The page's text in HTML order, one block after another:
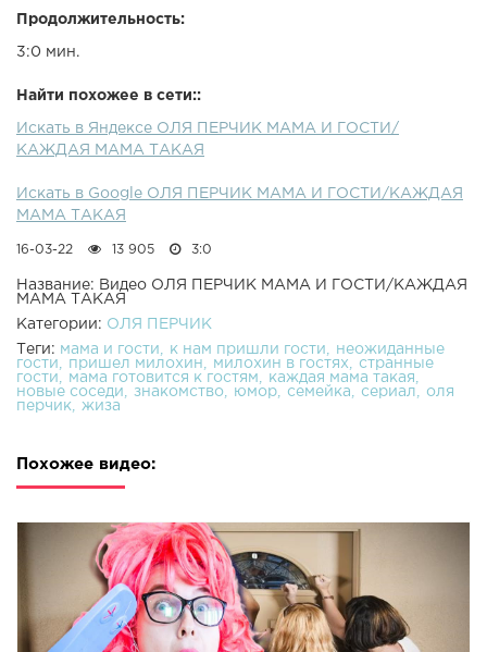
Продолжительность:
3:0 мин.
Найти похожее в сети::
Искать в Яндексе ОЛЯ ПЕРЧИК МАМА И ГОСТИ/
КАЖДАЯ МАМА ТАКАЯ
Искать в Google ОЛЯ ПЕРЧИК МАМА И ГОСТИ/КАЖДАЯ
МАМА ТАКАЯ
16-03-22 13 905 3:0
Название: Видео ОЛЯ ПЕРЧИК МАМА И ГОСТИ/КАЖДАЯ
МАМА ТАКАЯ
Категории: ОЛЯ ПЕРЧИК
Теги: мама и гости к нам пришли гости
неожиданные
гости
пришел милохин милохин в гостях
странные
гости
мама готовится к гостям
каждая мама такая
новые соседи
знакомство юмор семейка сериал
оля
перчик
жиза
Похожее видео: